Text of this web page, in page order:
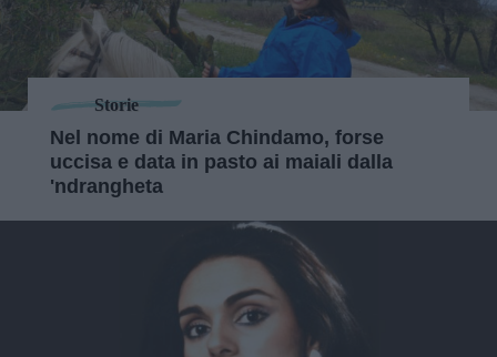
Storie
Nel nome di Maria Chindamo, forse
uccisa e data in pasto ai maiali dalla
'ndrangheta